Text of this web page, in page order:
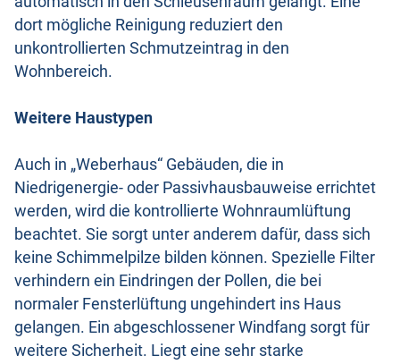
dort mögliche Reinigung reduziert den
unkontrollierten Schmutzeintrag in den
Wohnbereich.
Weitere Haustypen
Auch in „Weberhaus“ Gebäuden, die in
Niedrigenergie- oder Passivhausbauweise errichtet
werden, wird die kontrollierte Wohnraumlüftung
beachtet. Sie sorgt unter anderem dafür, dass sich
keine Schimmelpilze bilden können. Spezielle Filter
verhindern ein Eindringen der Pollen, die bei
normaler Fensterlüftung ungehindert ins Haus
gelangen. Ein abgeschlossener Windfang sorgt für
weitere Sicherheit. Liegt eine sehr starke